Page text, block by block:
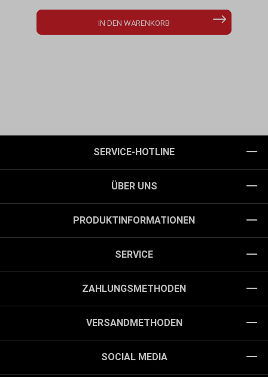
IN DEN WARENKORB
SERVICE-HOTLINE
ÜBER UNS
PRODUKTINFORMATIONEN
SERVICE
ZAHLUNGSMETHODEN
VERSANDMETHODEN
SOCIAL MEDIA